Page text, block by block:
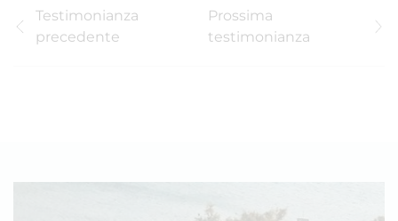
Testimonianza
precedente
Prossima
testimonianza